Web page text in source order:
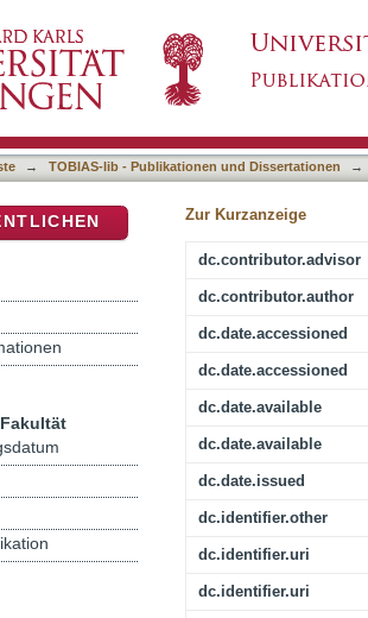
→ TOBIAS-lib - Publikationen und Dissertationen →
Zur Kurzanzeige
dc.contributor.advisor
dc.contributor.author
dc.date.accessioned
dc.date.accessioned
dc.date.available
dc.date.available
dc.date.issued
dc.identifier.other
dc.identifier.uri
dc.identifier.uri